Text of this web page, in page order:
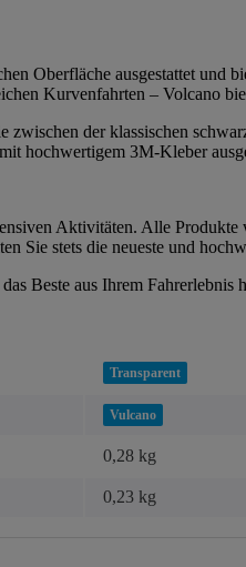
Oberfläche ausgestattet und
Kurvenfahrten – Volcano
der klassischen
hochwertigem 3M-Kleber
Aktivitäten. Alle
Sie stets die neueste und
Beste aus Ihrem Fahrerlebnis
Transparent
Vulcano
0,28 kg
0,23 kg